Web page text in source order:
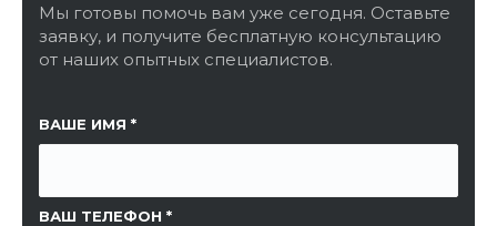
Мы готовы помочь вам уже сегодня. Оставьте
заявку, и получите бесплатную консультацию
от наших опытных специалистов.
ВАШЕ ИМЯ
ВАШ ТЕЛЕФОН
ССЫЛКА НА СТРАНИЦУ